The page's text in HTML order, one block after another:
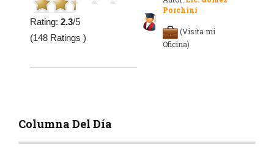
Rating: 2.3/5
(148 Ratings )
Porchini
(Visita mi
Oficina)
Columna Del Día